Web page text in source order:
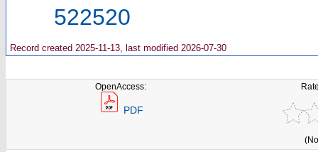
522520
Record created 2025-11-13, last modified 2026-07-30
OpenAccess:
PDF